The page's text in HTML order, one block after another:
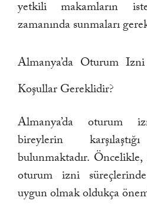
yetkili makamların
zamanında sunmaları
Almanya’da Oturum
Koşullar Gereklidir?
Almanya’da oturum
bireylerin
bulunmaktadır. Öncelikle,
oturum izni
uygun olmak oldukça